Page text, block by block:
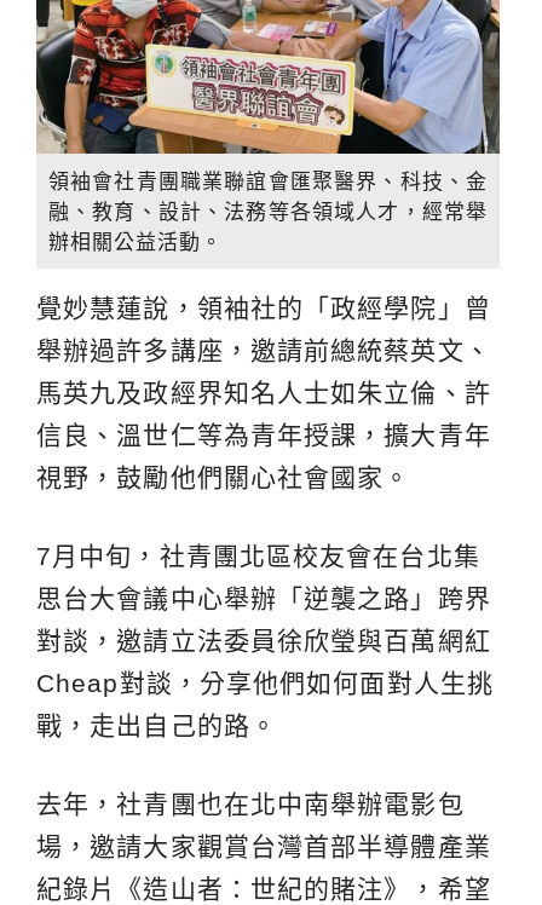
領袖會社青團職業聯誼會匯聚醫界、科技、金
融、教育、設計、法務等各領域人才，經常舉
辦相關公益活動。
覺妙慧蓮說，領袖社的「政經學院」曾
舉辦過許多講座，邀請前總統蔡英文、
馬英九及政經界知名人士如朱立倫、許
信良、溫世仁等為青年授課，擴大青年
視野，鼓勵他們關心社會國家。
7月中旬，社青團北區校友會在台北集
思台大會議中心舉辦「逆襲之路」跨界
對談，邀請立法委員徐欣瑩與百萬網紅
Cheap對談，分享他們如何面對人生挑
戰，走出自己的路。
去年，社青團也在北中南舉辦電影包
場，邀請大家觀賞台灣首部半導體產業
紀錄片《造山者：世紀的賭注》，希望